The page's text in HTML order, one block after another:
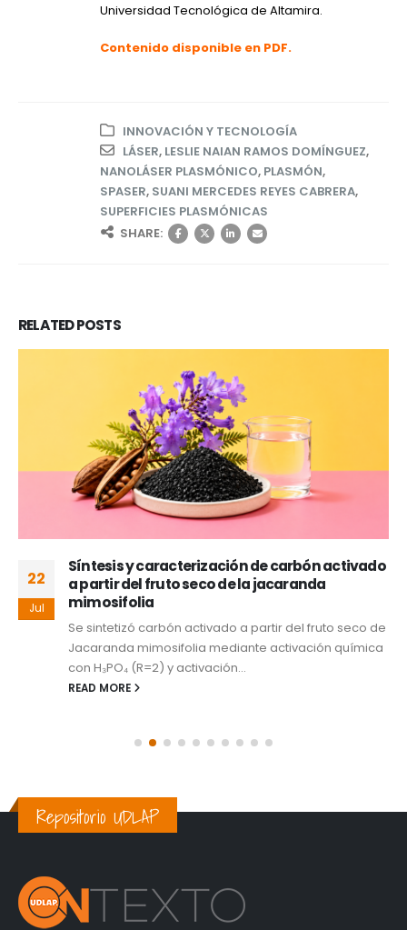
Universidad Tecnológica de Altamira.
Contenido disponible en PDF.
INNOVACIÓN Y TECNOLOGÍA
LÁSER, LESLIE NAIAN RAMOS DOMÍNGUEZ,
NANOLÁSER PLASMÓNICO, PLASMÓN,
SPASER, SUANI MERCEDES REYES CABRERA,
SUPERFICIES PLASMÓNICAS
SHARE:
RELATEDPOSTS
22
Jul
Síntesis y caracterización de carbón activado
a partir del fruto seco de la jacaranda
mimosifolia
Se sintetizó carbón activado a partir del fruto seco de
Jacaranda mimosifolia mediante activación química
con H₃PO₄ (R=2) y activación...
READ MORE
Repositorio UDLAP